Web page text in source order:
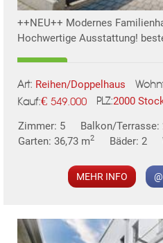
++NEU++ Modernes
Hochwertige Ausstattung!
Art: Reihen/Doppelhaus
Kauf:€ 549.000 PLZ:2000
Zimmer: 5
Balkon/Terrasse:
Garten: 36,73 m2 Bäder: 2
MEHR INFO